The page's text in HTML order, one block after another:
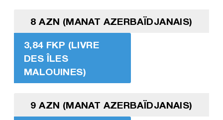
8 AZN (MANAT AZERBAÏDJANAIS)
3,84 FKP (LIVRE
DES ÎLES
MALOUINES)
9 AZN (MANAT AZERBAÏDJANAIS)